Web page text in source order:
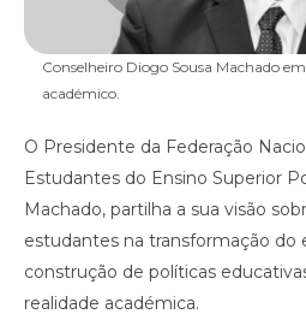
Conselheiro Diogo Sousa Machado
académico.
O Presidente da Federação
Estudantes do Ensino Superior
Machado, partilha a sua visão
estudantes na transformação do
construção de políticas
realidade académica.